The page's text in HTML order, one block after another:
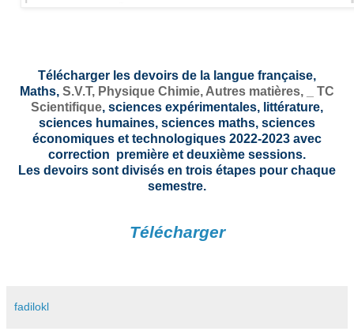
Télécharger les devoirs de la langue française,
Maths, S.V.T, Physique Chimie, Autres matières, _ TC
Scientifique, sciences expérimentales, littérature,
sciences humaines, sciences maths, sciences
économiques et technologiques 2022-2023 avec
correction première et deuxième sessions.
Les devoirs sont divisés en trois étapes pour chaque
semestre.
Télécharger
fadilokl